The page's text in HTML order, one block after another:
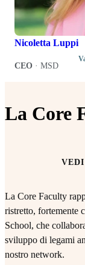
Nicoletta Luppi
CEO · MSD
La Core
La Core Faculty
ristretto, fortemente
School, che
sviluppo di legami
nostro network.